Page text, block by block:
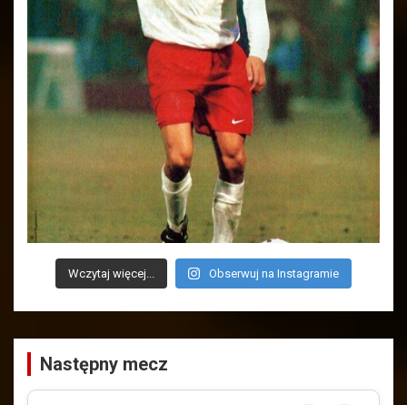
Wczytaj więcej... Obserwuj na Instagramie
Następny mecz